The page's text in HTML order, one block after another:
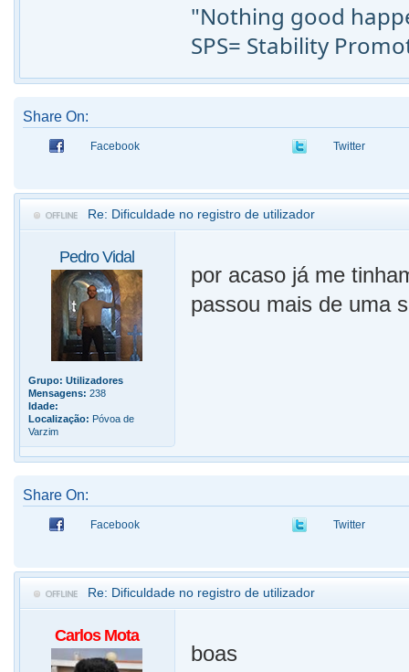
"Nothing good
SPS= Stability
Share On:
Facebook Twitter
Re: Dificuldade no registro de utilizador
Pedro Vidal
Grupo: Utilizadores
Mensagens: 238
Idade:
Localização: Póvoa de
Varzim
por acaso já me
passou mais de uma
Share On:
Facebook Twitter
Re: Dificuldade no registro de utilizador
Carlos Mota
boas